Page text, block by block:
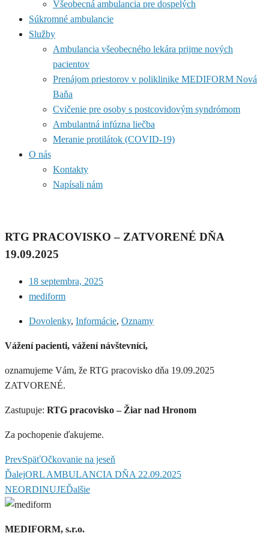
Všeobecná ambulancia pre dospelých
Súkromné ambulancie
Služby
Ambulancia všeobecného lekára prijme nových
pacientov
Prenájom priestorov v poliklinike MEDIFORM Nová
Baňa
Cvičenie pre osoby s postcovidovým syndrómom
Ambulantná infúzna liečba
Meranie protilátok (COVID-19)
O nás
Kontakty
Napísali nám
RTG PRACOVISKO – ZATVORENÉ DŇA
19.09.2025
18 septembra, 2025
mediform
Dovolenky, Informácie, Oznamy
Vážení pacienti, vážení návštevníci,
oznamujeme Vám, že RTG pracovisko dňa 19.09.2025
ZATVORENÉ.
Zastupuje: RTG pracovisko – Žiar nad Hronom
Za pochopenie ďakujeme.
PrevSpäťOčkovanie na jeseň
ĎalejORL AMBULANCIA DŇA 22.09.2025
NEORDINUJEĎalšie
MEDIFORM, s.r.o.